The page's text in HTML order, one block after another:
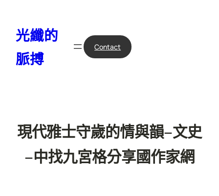
光纖的
脈搏
Contact
現代雅士守歲的情與韻–文史
–中找九宮格分享國作家網